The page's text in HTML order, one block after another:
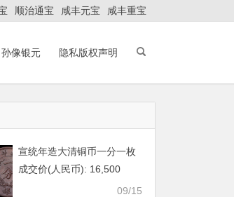
顺治通宝 咸丰元宝 咸丰重宝
孙像银元 隐私版权声明
宣统年造大清铜币一分一枚
成交价(人民币): 16,500
09/15